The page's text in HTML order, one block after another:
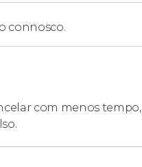
connosco.
com menos tempo,